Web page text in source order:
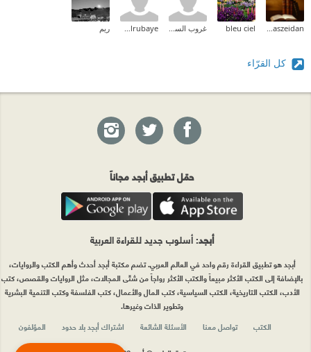
bleu ciel ريم
كل القرّاء
حمّل تطبيق أبجد مجاناً
أبجد: أسلوب جديد للقراءة العربية
أبجد هو تطبيق القراءة رقم واحد في العالم العربي. تضم مكتبة أبجد أحدث وأهم الكتب والروايات،
بالإضافة إلى الكتب الأكثر مبيعاً والكتب الأكثر رواجاً من شتّى المجالات، مثل الروايات والقصص، كتب
الأدب، الكتب التاريخية، الكتب السياسية، كتب المال والأعمال، كتب الفلسفة وكتب التنمية البشرية
وتطوير الذات وغيرها.
الكتب
تواصل معنا الأسئلة الشائعة اشتراك أبجد بلا حدود
المؤلفون